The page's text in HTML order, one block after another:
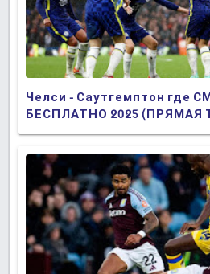
Челси - Саутгемптон где
БЕСПЛАТНО 2025